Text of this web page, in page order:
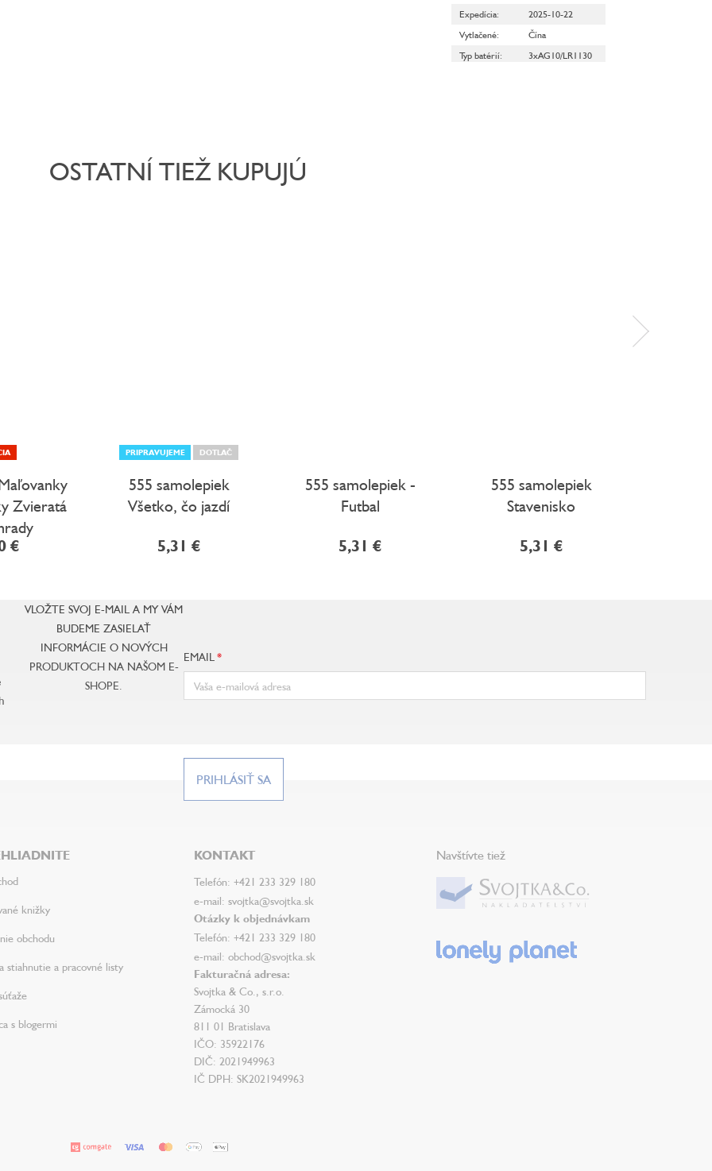
Expedícia:
2025-10-22
Vytlačené:
Čína
Typ batérií: 3xAG10/LR1130
OSTATNÍ TIEŽ KUPUJÚ
Zvieratá
€
PRIPRAVUJEME DOTLAČ
555 samolepiek
Všetko, čo jazdí
5,31 €
555 samolepiek -
Futbal
5,31 €
555 samolepiek
Stavenisko
5,31 €
VLOŽTE SVOJ E-MAIL A MY VÁM
BUDEME ZASIELAŤ
INFORMÁCIE O NOVÝCH
PRODUKTOCH NA NAŠOM E-
SHOPE.
EMAIL
PRIHLÁSIŤ SA
knižky
obchodu
stiahnutie a pracovné listy
s blogermi
KONTAKT
Telefón: +421 233 329 180
e-mail: svojtka@svojtka.sk
Otázky k objednávkam
Telefón: +421 233 329 180
e-mail: obchod@svojtka.sk
Fakturačná adresa:
Svojtka & Co., s.r.o.
Zámocká 30
811 01 Bratislava
IČO: 35922176
DIČ: 2021949963
IČ DPH: SK2021949963
Navštívte tiež